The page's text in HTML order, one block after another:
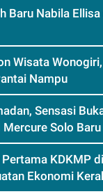
Baru Nabila
Wisata
Nampu
Sensasi
Mercure Solo Baru
KDKMP
Ekonomi